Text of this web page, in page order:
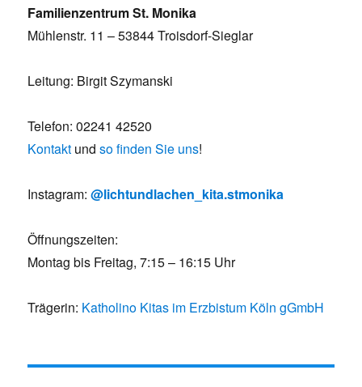
Familienzentrum St. Monika
Mühlenstr. 11 – 53844 Troisdorf-Sieglar
Leitung: Birgit Szymanski
Telefon: 02241 42520
Kontakt undso finden Sie uns!
Instagram:@lichtundlachen_kita.stmonika
Öffnungszeiten:
Montag bis Freitag, 7:15 – 16:15 Uhr
Trägerin: Katholino Kitas im Erzbistum Köln gGmbH